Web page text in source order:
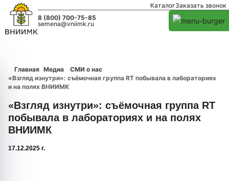
КаталогЗаказать звонок
8 (800) 700-75-85
semena@vniimk.ru
Главная Медиа
СМИ о нас
«Взгляд изнутри»: съёмочная группа RT побывала в лабораториях
и на полях ВНИИМК
«Взгляд изнутри»: съёмочная группа RT
побывала в лабораториях и на полях
ВНИИМК
17.12.2025 г.